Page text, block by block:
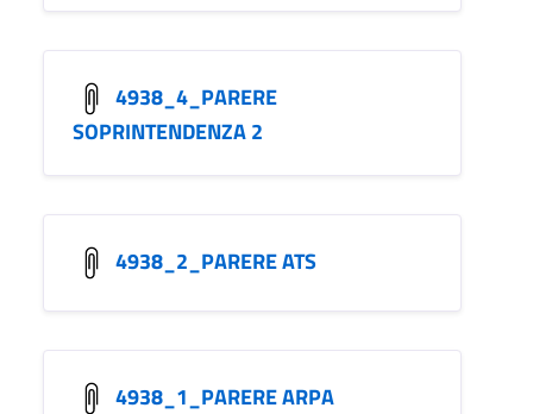
4938_4_PARERE
SOPRINTENDENZA 2
4938_2_PARERE ATS
4938_1_PARERE ARPA